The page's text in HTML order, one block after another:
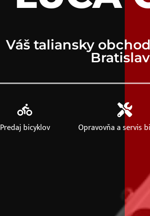
Váš taliansky
Predaj bicyklov Opravovňa a servis